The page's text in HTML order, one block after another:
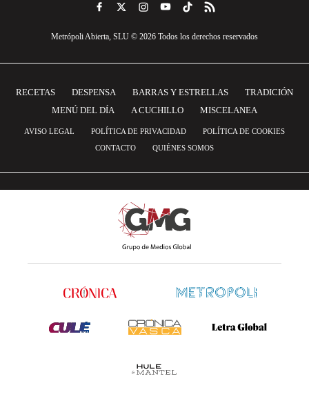
Metrópoli Abierta, SLU © 2026 Todos los derechos reservados
RECETAS DESPENSA BARRAS Y ESTRELLAS
TRADICIÓN
MENÚ DEL DÍA
A CUCHILLO MISCELANEA
AVISO LEGAL POLÍTICA DE PRIVACIDAD
POLÍTICA DE COOKIES
CONTACTO
QUIÉNES SOMOS